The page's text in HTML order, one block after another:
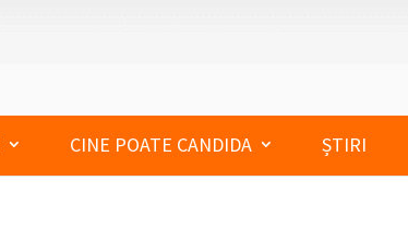
CINE POATE CANDIDA ȘTIRI